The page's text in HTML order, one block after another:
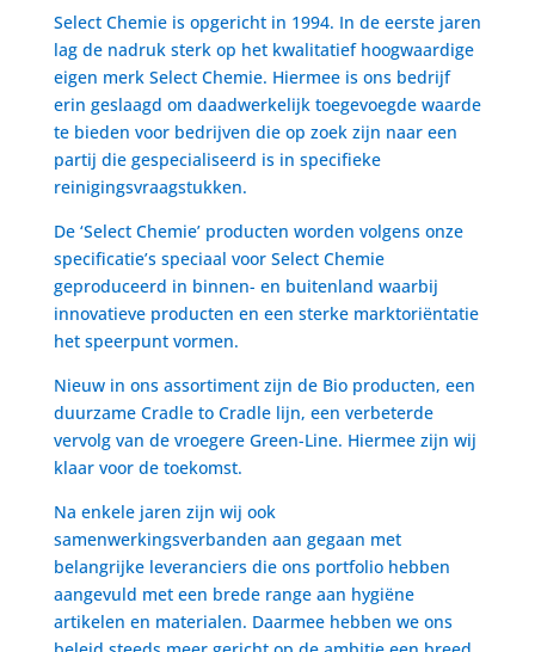
Select Chemie is opgericht in 1994. In de eerste jaren
lag de nadruk sterk op het kwalitatief hoogwaardige
eigen merk Select Chemie. Hiermee is ons bedrijf
erin geslaagd om daadwerkelijk toegevoegde waarde
te bieden voor bedrijven die op zoek zijn naar een
partij die gespecialiseerd is in specifieke
reinigingsvraagstukken.
De ‘Select Chemie’ producten worden volgens onze
specificatie’s speciaal voor Select Chemie
geproduceerd in binnen- en buitenland waarbij
innovatieve producten en een sterke marktoriëntatie
het speerpunt vormen.
Nieuw in ons assortiment zijn de Bio producten, een
duurzame Cradle to Cradle lijn, een verbeterde
vervolg van de vroegere Green-Line. Hiermee zijn wij
klaar voor de toekomst.
Na enkele jaren zijn wij ook
samenwerkingsverbanden aan gegaan met
belangrijke leveranciers die ons portfolio hebben
aangevuld met een brede range aan hygiëne
artikelen en materialen. Daarmee hebben we ons